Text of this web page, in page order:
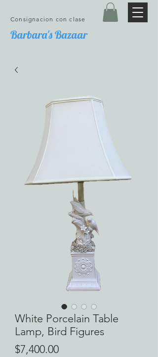
Barbara's Bazaar
Consignacion con clase
White Porcelain Table
Lamp, Bird Figures
$7,400.00Precio